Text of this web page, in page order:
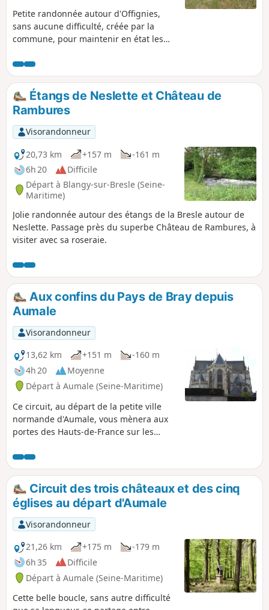
Petite randonnée autour d'Offignies,
sans aucune difficulté, créée par la
commune, pour maintenir en état les
commune.
Étangs de Neslette et Château de
Rambures
Visorandonneur
20,73 km
+157 m
-161 m
6h 20
Difficile
Départ à Blangy-sur-Bresle (Seine-
Maritime)
Jolie randonnée autour des étangs de la Bresle autour de
Neslette. Passage près du superbe Château de Rambures, à
visiter avec sa roseraie.
Aux confins du Pays de Bray depuis
Aumale
Visorandonneur
13,62 km
+151 m
-160 m
4h 20
Moyenne
Départ à Aumale (Seine-Maritime)
Ce circuit, au départ de la petite ville
normande d'Aumale, vous mènera aux
portes des Hauts-de-France sur les
d'Escles-Saint-Pierre et Quincampoix-
Fleury dans l'Oise. Au fil de la
randonnée, vous traverserez champs et
bois avant un retour dans la vallée de la
Bresle.
Circuit des trois châteaux et des cinq
églises au départ d'Aumale
Visorandonneur
21,26 km
+175 m
-179 m
6h 35
Difficile
Départ à Aumale (Seine-Maritime)
Cette belle boucle, sans autre difficulté